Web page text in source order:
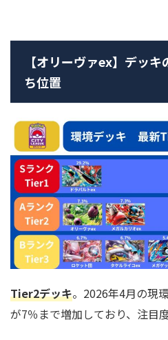
【オリーヴァex】デッ
ち位置
Tier2デッキ。2026年4月の現
が7％まで増加しており、注目